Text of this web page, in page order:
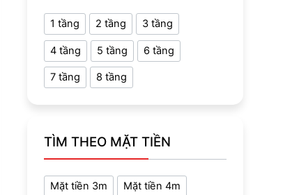
1 tầng 2 tầng 3 tầng
4 tầng 5 tầng 6 tầng
7 tầng 8 tầng
TÌM THEO MẶT TIỀN
Mặt tiền 3m Mặt tiền 4m